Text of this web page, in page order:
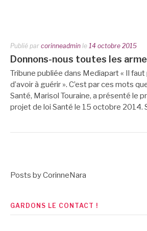
Publié par corinneadmin le 14 octobre 2015
Donnons-nous toutes les
Tribune publiée dans Mediapart « Il
d’avoir à guérir ». C’est par ces mots
Santé, Marisol Touraine, a présenté le
projet de loi Santé le 15 octobre 2014.
Posts by CorinneNara
GARDONS LE CONTACT !